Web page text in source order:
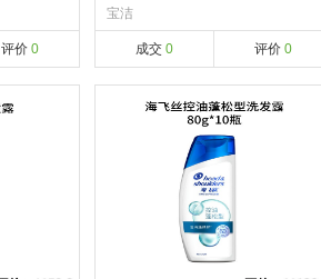
评价 0
宝洁
成交 0 评价0